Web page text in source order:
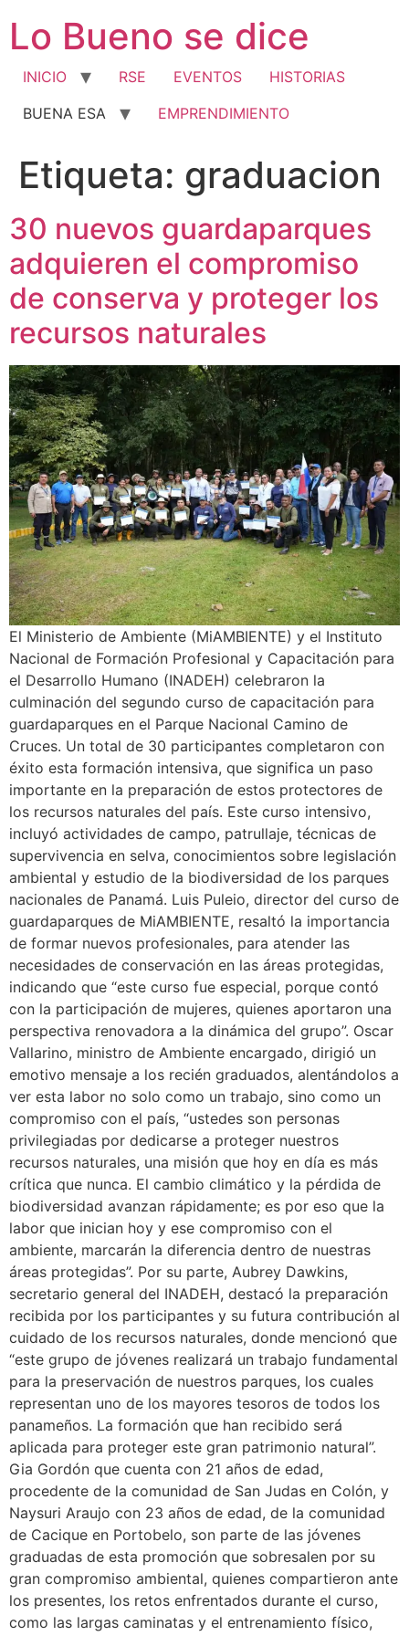
contenido
Lo Bueno se dice
INICIO RSE EVENTOS
HISTORIAS
BUENA ESA
EMPRENDIMIENTO
Etiqueta: graduacion
30 nuevos guardaparques
adquieren el compromiso
de conserva y proteger los
recursos naturales
El Ministerio de Ambiente (MiAMBIENTE) y el Instituto
Nacional de Formación Profesional y Capacitación para
el Desarrollo Humano (INADEH) celebraron la
culminación del segundo curso de capacitación para
guardaparques en el Parque Nacional Camino de
Cruces. Un total de 30 participantes completaron con
éxito esta formación intensiva, que significa un paso
importante en la preparación de estos protectores de
los recursos naturales del país. Este curso intensivo,
incluyó actividades de campo, patrullaje, técnicas de
supervivencia en selva, conocimientos sobre legislación
ambiental y estudio de la biodiversidad de los parques
nacionales de Panamá. Luis Puleio, director del curso de
guardaparques de MiAMBIENTE, resaltó la importancia
de formar nuevos profesionales, para atender las
necesidades de conservación en las áreas protegidas,
indicando que “este curso fue especial, porque contó
con la participación de mujeres, quienes aportaron una
perspectiva renovadora a la dinámica del grupo”. Oscar
Vallarino, ministro de Ambiente encargado, dirigió un
emotivo mensaje a los recién graduados, alentándolos a
ver esta labor no solo como un trabajo, sino como un
compromiso con el país, “ustedes son personas
privilegiadas por dedicarse a proteger nuestros
recursos naturales, una misión que hoy en día es más
crítica que nunca. El cambio climático y la pérdida de
biodiversidad avanzan rápidamente; es por eso que la
labor que inician hoy y ese compromiso con el
ambiente, marcarán la diferencia dentro de nuestras
áreas protegidas”. Por su parte, Aubrey Dawkins,
secretario general del INADEH, destacó la preparación
recibida por los participantes y su futura contribución al
cuidado de los recursos naturales, donde mencionó que
“este grupo de jóvenes realizará un trabajo fundamental
para la preservación de nuestros parques, los cuales
representan uno de los mayores tesoros de todos los
panameños. La formación que han recibido será
aplicada para proteger este gran patrimonio natural”.
Gia Gordón que cuenta con 21 años de edad,
procedente de la comunidad de San Judas en Colón, y
Naysuri Araujo con 23 años de edad, de la comunidad
de Cacique en Portobelo, son parte de las jóvenes
graduadas de esta promoción que sobresalen por su
gran compromiso ambiental, quienes compartieron ante
los presentes, los retos enfrentados durante el curso,
como las largas caminatas y el entrenamiento físico,